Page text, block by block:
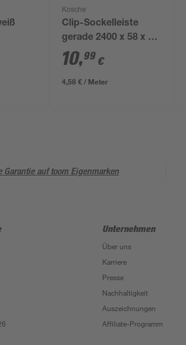
Kosche
Clip-Sockelleiste
gerade 2400 x 58 x 16
mm Wintereiche
10,99 €
4,58 € / Meter
Garantie auf toom Eigenmarken
Unternehmen
Über uns
Karriere
Presse
Nachhaltigkeit
Auszeichnungen
Affiliate-Programm